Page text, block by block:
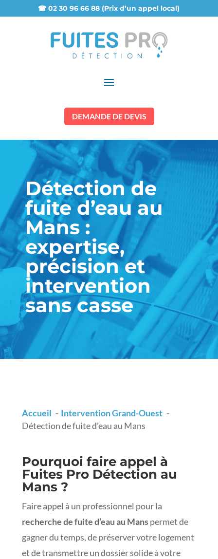
☎ 02 30 96 66 88 (Prix d’un appel local)
DEMANDE DE DEVIS
Détection de
fuite d’eau au
Mans :
expertise,
précision et
intervention
sans casse
Accueil
Intervention Grand-Ouest
Détection de fuite d’eau au Mans
Pourquoi faire appel à
Fuites Pro Détection au
Mans ?
Faire appel à un professionnel pour la
recherche de fuite d’eau au Manspermet de
gagner du temps, de préserver votre logement
et de transmettre un dossier solide à votre